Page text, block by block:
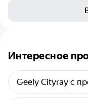
Интересное
Geely Cityray с